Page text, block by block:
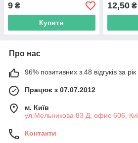
9 ₴
Купити
12,50₴
Про нас
96% позитивних з 48 відгуків за рік
Працює з 07.07.2012
м. Київ
ул.Мельникова 83 Д, офис 606,
Контакти